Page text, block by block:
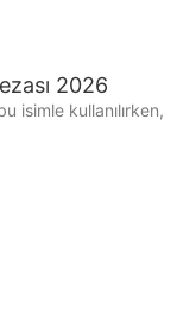
2026
isimle kullanılırken,